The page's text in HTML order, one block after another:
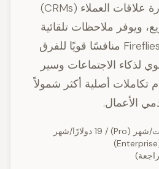
يتكامل مع أنظمة إدارة علاقات العملاء (CRMs)
ويوفر ملاحظات تلقائية
وعناصر عمل. يعد Fireflies.ai منافسًا قويًا للفرق
لذكاء الاجتماعات وسير
تكاملات أصلية أكثر شمولاً
خطة مجانية / 10 دولارات/شهر (Pro) / 19 دولارًا/شهر